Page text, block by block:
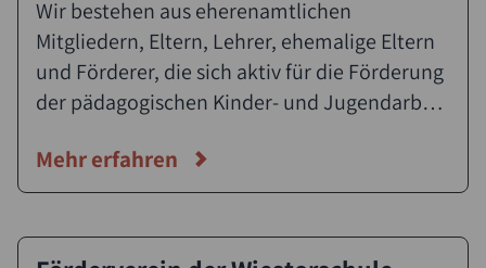
Wir bestehen aus eherenamtlichen
Mitgliedern, Eltern, Lehrer, ehemalige Eltern
und Förderer, die sich aktiv für die Förderung
der pädagogischen Kinder- und Jugendarbeit
betreiben als Träger den Schulhort der
Grundschule mit derzeit 5 Mitarbeiterinnen
Mehr erfahren